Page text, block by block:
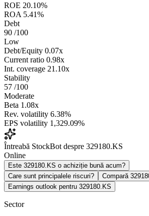
ROE 20.10%
ROA 5.41%
Debt
90 /100
Low
Debt/Equity 0.07x
Current ratio 0.98x
Int. coverage 21.10x
Stability
57 /100
Moderate
Beta 1.08x
Rev. volatility 6.38%
EPS volatility 1,329.09%
Întreabă StockBot despre 329180.KS
Online
Este 329180.KS o achiziție bună acum?
Care sunt principalele riscuri?
Compară
Earnings outlook pentru 329180.KS
Sector